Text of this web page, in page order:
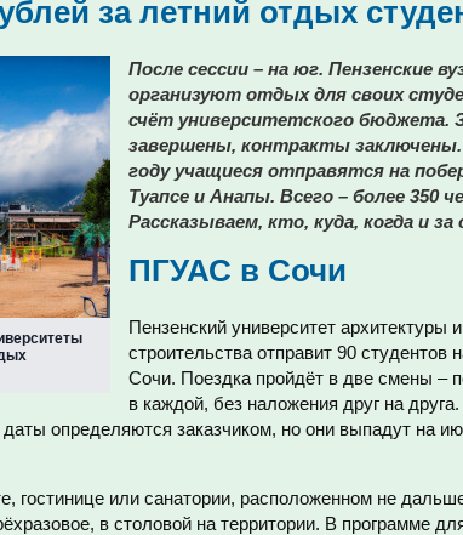
за летний отдых
После сессии – на юг. Пензенские
организуют отдых для своих
счёт университетского бюджета.
завершены, контракты
году учащиеся отправятся на
Туапсе и Анапы. Всего – более 350
Рассказываем, кто, куда, когда и за
ПГУАС в Сочи
Пензенский университет архитектуры и
строительства отправит 90 студентов
Сочи. Поездка пройдёт в две смены –
в каждой, без наложения друг на
определяются заказчиком, но они выпадут на
гостинице или санатории, расположенном не
в столовой на территории. В программе